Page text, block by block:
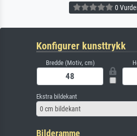
0
Konfigurer kunsttrykk
Bredde (Motiv, cm)
Ekstra bildekant
0 cm bildekant
Bilderamme